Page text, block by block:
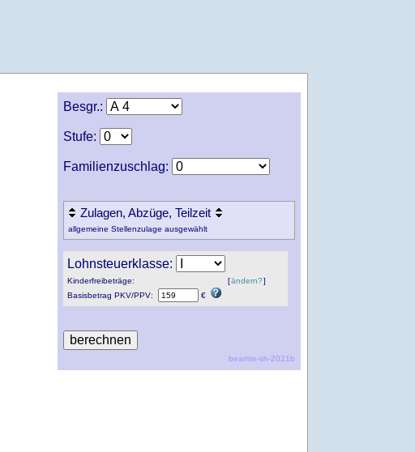
Besgr.:
Stufe:
Familienzuschlag:
Zulagen, Abzüge, Teilzeit
allgemeine Stellenzulage ausgewählt
Lohnsteuerklasse:
Kinderfreibeträge:
Basisbetrag PKV/PPV: €
[ändern?]
beamte-sh-2021b